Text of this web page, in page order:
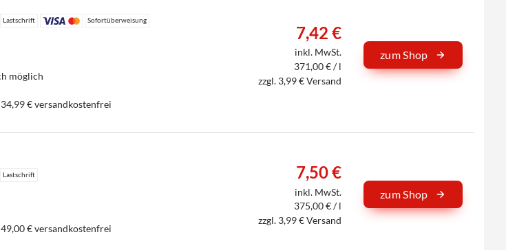
Lastschrift Sofortüberweisung
möglich
€ versandkostenfrei
7,42 €
inkl. MwSt.
371,00 € / l
zzgl. 3,99 € Versand
zum Shop
Lastschrift
€ versandkostenfrei
7,50 €
inkl. MwSt.
375,00 € / l
zzgl. 3,99 € Versand
zum Shop